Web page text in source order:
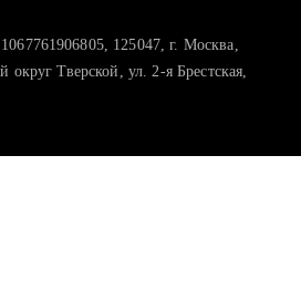
125047, г. Москва,
Тверской, ул. 2-я Брестская,